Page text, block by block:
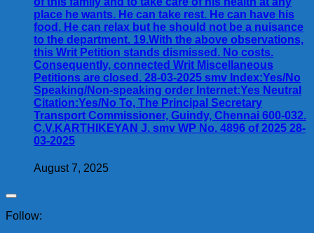
place he wants. He can take rest. He can have his
food. He can relax but he should not be a nuisance
to the department. 19.With the above observations,
this Writ Petition stands dismissed. No costs.
Consequently, connected Writ Miscellaneous
Petitions are closed. 28-03-2025 smv Index:Yes/No
Speaking/Non-speaking order Internet:Yes Neutral
Citation:Yes/No To, The Principal Secretary
Transport Commissioner, Guindy, Chennai 600-032.
C.V.KARTHIKEYAN J. smv WP No. 4896 of 2025 28-
03-2025
August 7, 2025
Follow: